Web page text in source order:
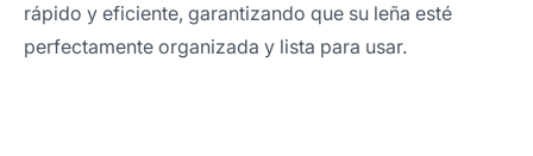
rápido y eficiente, garantizando que su leña esté
perfectamente organizada y lista para usar.